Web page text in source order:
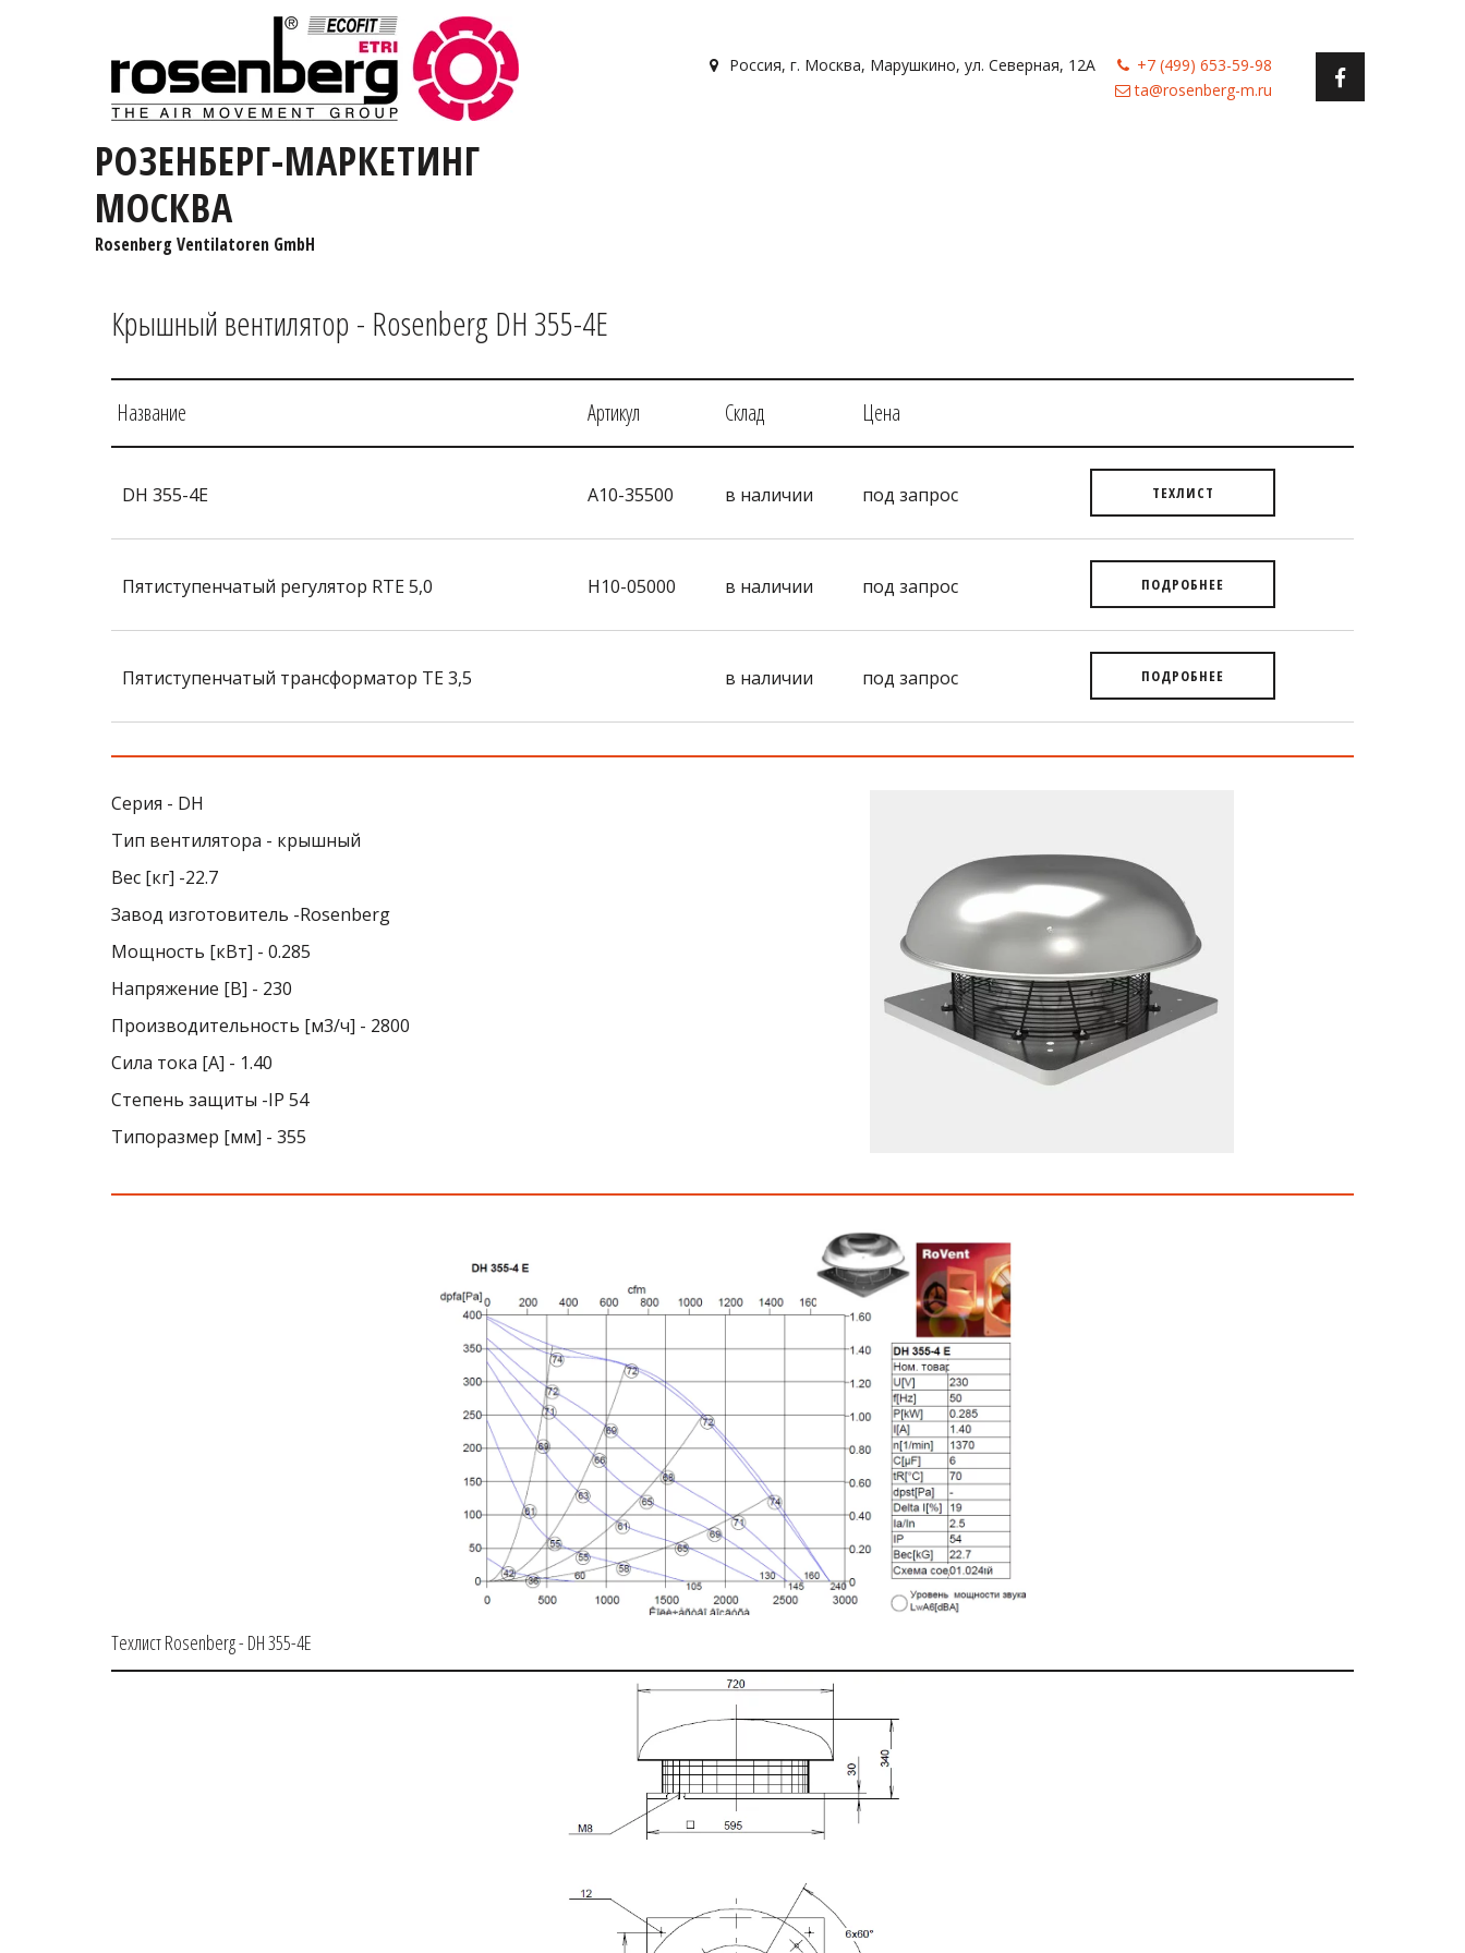
РОЗЕНБЕРГ-МАРКЕТИНГ
МОСКВА
Rosenberg Ventilatoren GmbH
+7 (499) 653-59-98
Россия, г. Москва, Марушкино, ул. Северная, 12А
ta@rosenberg-m.ru
Крышный вентилятор - Rosenberg DH 355-4E
Название Артикул Склад Цена
DH 355-4E A10-35500 в наличии под запрос ТЕХЛИСТ
Пятиступенчатый регулятор RTE 5,0 H10-05000 в наличии под запрос ПОДРОБНЕЕ
Пятиступенчатый трансформатор TE 3,5 в наличии под запрос ПОДРОБНЕЕ
Серия - DH
Тип вентилятора - крышный
Вес [кг] -22.7
Завод изготовитель -Rosenberg
Мощность [кВт] - 0.285
Напряжение [В] - 230
Производительность [м3/ч] - 2800
Сила тока [A] - 1.40
Степень защиты -IP 54
Типоразмер [мм] - 355
Техлист Rosenberg - DH 355-4E